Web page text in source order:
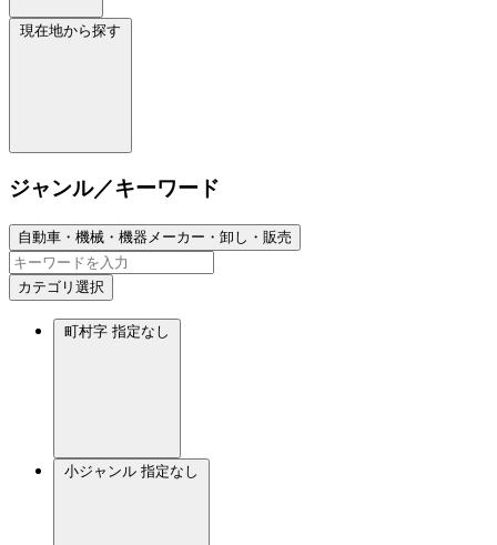
現在地から探す
ジャンル／キーワード
自動車・機械・機器メーカー・卸し・販売
カテゴリ選択
町村字 指定なし
小ジャンル 指定なし